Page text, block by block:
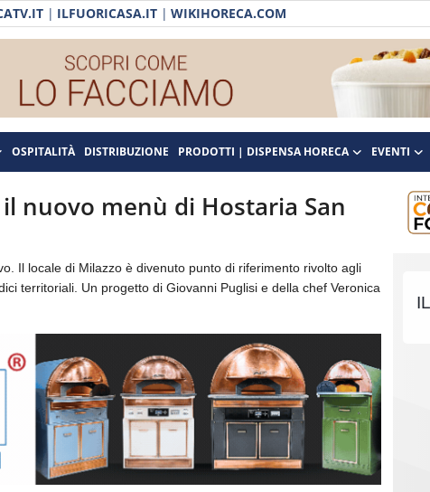
| ILFUORICASA.IT | WIKIHORECA.COM
OSPITALITÀ DISTRIBUZIONE PRODOTTI | DISPENSA HORECA EVENTI
nuovo menù di Hostaria San
Il locale di Milazzo è divenuto punto di riferimento rivolto agli
territoriali. Un progetto di Giovanni Puglisi e della chef Veronica